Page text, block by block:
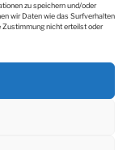
zu speichern und/oder
wir Daten wie das Surfverhalten
Zustimmung nicht erteilst oder